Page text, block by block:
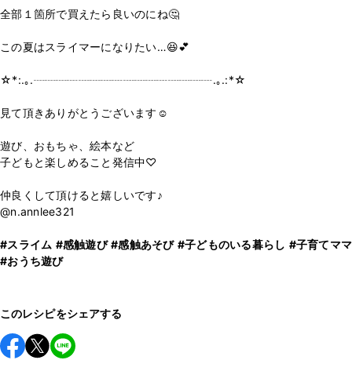
全部１箇所で買えたら良いのにね🤔
この夏はスライマーになりたい…😆💕
☆*:.｡.┈┈┈┈┈┈┈┈┈┈┈┈┈┈┈┈.｡.:*☆
見て頂きありがとうございます☺️
遊び、おもちゃ、絵本など
子どもと楽しめること発信中♡
仲良くして頂けると嬉しいです♪
@n.annlee321
#スライム #感触遊び #感触あそび #子どものいる暮らし #子育てママ
#おうち遊び
このレシピをシェアする